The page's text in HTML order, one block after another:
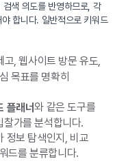
색 의도를 반영하므로, 각
합니다. 일반적으로 키워드
, 웹사이트 방문 유도,
목표를 명확히
플래너와 같은 도구를
가를 분석합니다.
정보 탐색인지, 비교
드를 분류합니다.